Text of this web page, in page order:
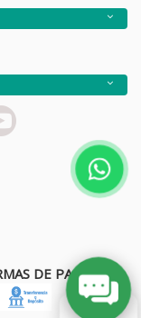
DE PAGO